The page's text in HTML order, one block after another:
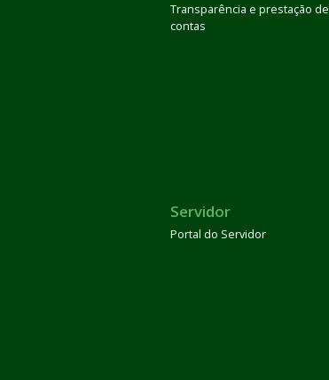
Transparência e prestação de
contas
Servidor
Portal do Servidor